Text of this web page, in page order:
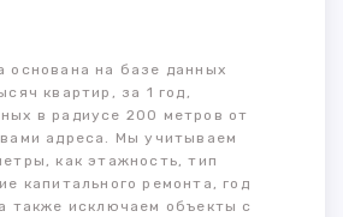
основана на базе данных
квартир, за 1 год,
в радиусе 200 метров от
вами адреса. Мы учитываем
как этажность, тип
капитального ремонта, год
также исключаем объекты с